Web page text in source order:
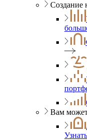
Создание
Вам